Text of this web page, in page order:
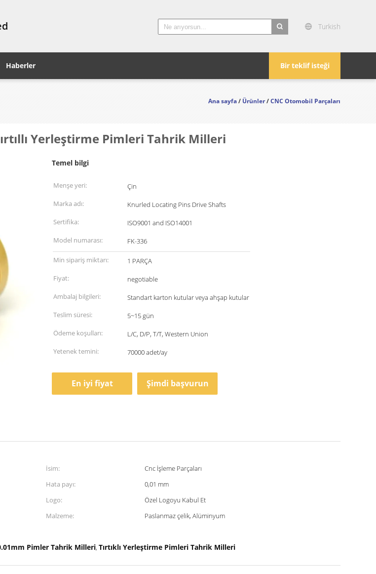
Turkish
Bir teklif isteği
Haberler
Ana sayfa/Ürünler/CNC Otomobil Parçaları
Yerleştirme Pimleri Tahrik Milleri
Temel bilgi
Menşe yeri:
Çin
Marka adı:
Knurled Locating Pins Drive Shafts
Sertifika:
ISO9001 and ISO14001
Model numarası:
FK-336
Min sipariş miktarı:
1 PARÇA
Fiyat:
negotiable
Ambalaj bilgileri:
Standart karton kutular veya ahşap kutular
Teslim süresi:
5~15 gün
Ödeme koşulları:
L/C, D/P, T/T, Western Union
Yetenek temini:
70000 adet/ay
En iyi fiyat Şimdi başvurun
İsim:
Cnc İşleme Parçaları
Hata payı:
0,01 mm
Logo:
Özel Logoyu Kabul Et
Malzeme:
Paslanmaz çelik, Alüminyum
Pimler Tahrik Milleri, Tırtıklı Yerleştirme Pimleri Tahrik Milleri